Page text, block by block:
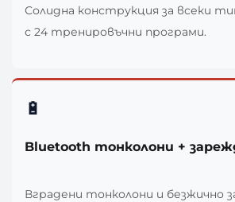
Солидна конструкция за всеки
с 24 тренировъчни програми.
🔋
Bluetooth тонколони +
Вградени тонколони и безжично